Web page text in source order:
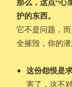
护的东西。
它不是问题，
全摧毁，你的
这份怨恨是
害了，这不